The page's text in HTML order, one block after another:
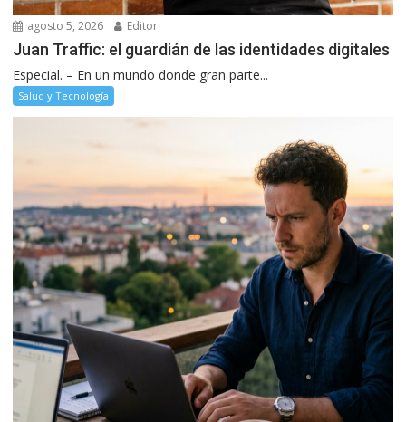
agosto 5, 2026 Editor
Juan Traffic: el guardián de las identidades digitales
Especial. – En un mundo donde gran parte...
Salud y Tecnología